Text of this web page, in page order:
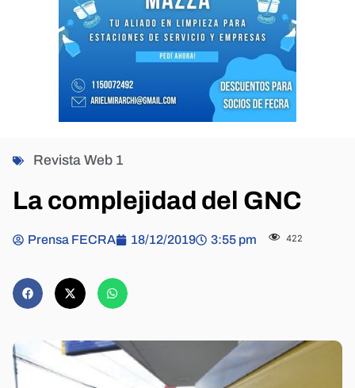
Revista Web 1
La complejidad del GNC
Prensa FECRA 18/12/2019 3:55 pm 422